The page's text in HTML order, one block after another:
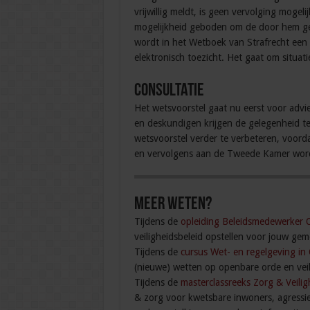
vrijwillig meldt, is geen vervolging
mogelijkheid geboden om de door hem
wordt in het Wetboek van Strafrecht
elektronisch toezicht. Het gaat om
Consultatie
Het wetsvoorstel gaat nu eerst voor
en deskundigen krijgen de gelegenheid
wetsvoorstel verder te verbeteren,
en vervolgens aan de Tweede Kamer
Meer weten?
Tijdens de opleiding Beleidsmedewerker
veiligheidsbeleid opstellen voor jouw
Tijdens de cursus Wet- en regelgeving in
(nieuwe) wetten op openbare orde en
Tijdens de masterclassreeks Zorg &
& zorg voor kwetsbare inwoners,